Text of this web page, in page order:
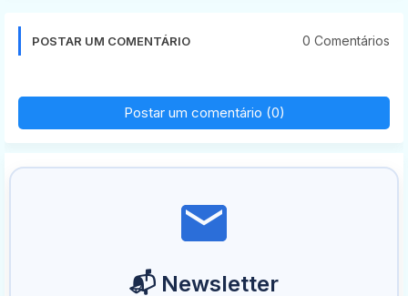
POSTAR UM COMENTÁRIO 0 Comentários
Postar um comentário (0)
📬 Newsletter